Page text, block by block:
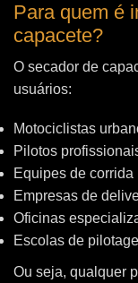
Para quem é
capacete?
O secador de
usuários:
Motociclistas
Pilotos
Equipes de corrida
Empresas de
Oficinas
Escolas de
Ou seja, qualquer